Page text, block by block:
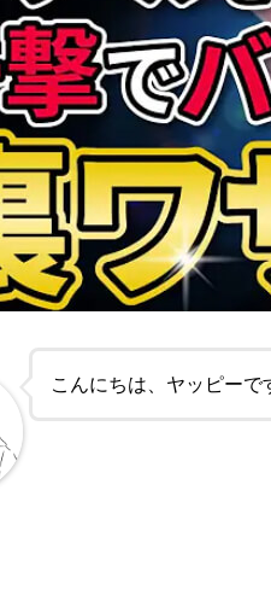
こんにちは、ヤッピーで